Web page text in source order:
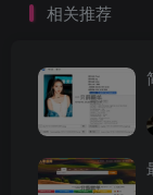
相关推荐